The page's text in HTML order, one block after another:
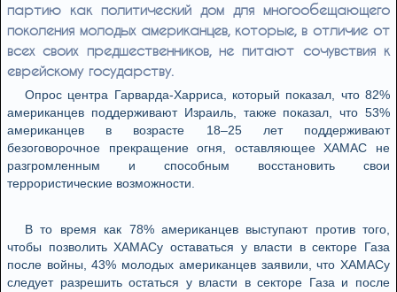
партию как политический дом для многообещающего
поколения молодых американцев, которые, в отличие от
всех своих предшественников, не питают сочувствия к
еврейскому государству.
Опрос центра Гарварда-Харриса, который показал, что 82%
американцев поддерживают Израиль, также показал, что 53%
американцев в возрасте 18–25 лет поддерживают
безоговорочное прекращение огня, оставляющее ХАМАС не
разгромленным и способным восстановить свои
террористические возможности.
В то время как 78% американцев выступают против того,
чтобы позволить ХАМАСу оставаться у власти в секторе Газа
после войны, 43% молодых американцев заявили, что ХАМАСу
следует разрешить остаться у власти в секторе Газа и после